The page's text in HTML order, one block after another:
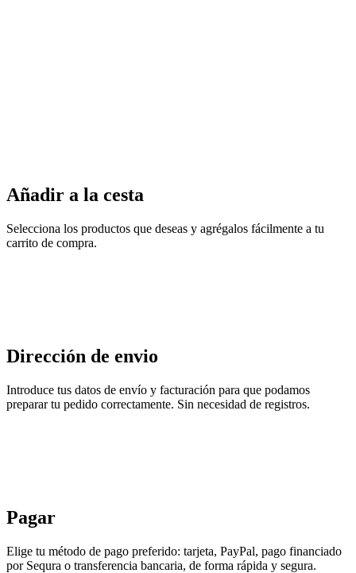
Añadir a la cesta
Selecciona los productos que deseas y agrégalos fácilmente a tu
carrito de compra.
Dirección de envio
Introduce tus datos de envío y facturación para que podamos
preparar tu pedido correctamente. Sin necesidad de registros.
Pagar
Elige tu método de pago preferido: tarjeta, PayPal, pago financiado
por Sequra o transferencia bancaria, de forma rápida y segura.